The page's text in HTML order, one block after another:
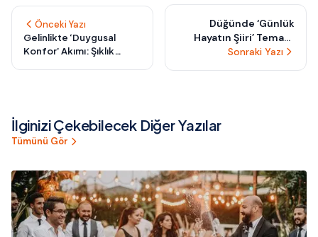
Önceki Yazı
Gelinlikte ‘Duygusal
Konfor’ Akımı: Şıklık
Sonraki Yazı
Düğünde ‘Günlük
Hayatın Şiiri’ Teması:
Sıradan Anları
İlginizi Çekebilecek Diğer Yazılar
Tümünü Gör